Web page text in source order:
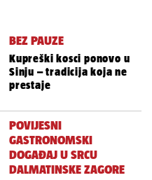
BEZ PAUZE
Kupreški kosci ponovo u
Sinju – tradicija koja ne
prestaje
POVIJESNI
GASTRONOMSKI
DOGAĐAJ U SRCU
DALMATINSKE ZAGORE